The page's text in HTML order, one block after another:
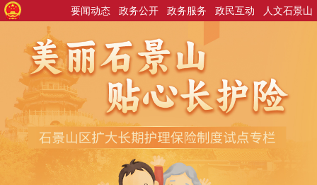
人文石景山
政民互动
政务服务
政务公开
要闻动态